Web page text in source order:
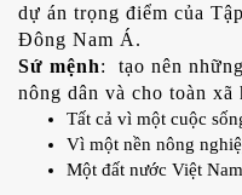
dự án trọng điểm của
Đông Nam Á.
Sứ mệnh: tạo nên
nông dân và cho toàn xã
Tất cả vì một cuộc
Vì một nền nông
Một đất nước Việt